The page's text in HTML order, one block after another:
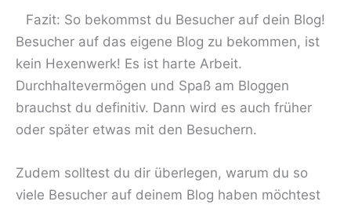
Fazit: So bekommst du Besucher auf dein Blog!
Besucher auf das eigene Blog zu bekommen, ist
kein Hexenwerk! Es ist harte Arbeit.
Durchhaltevermögen und Spaß am Bloggen
brauchst du definitiv. Dann wird es auch früher
oder später etwas mit den Besuchern.
Zudem solltest du dir überlegen, warum du so
viele Besucher auf deinem Blog haben möchtest